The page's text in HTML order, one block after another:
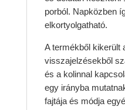
porból. Napközben
elkortyolgatható.
A termékből kikerült
visszajelzésekből
és a kolinnal
egy irányba
fajtája és módja